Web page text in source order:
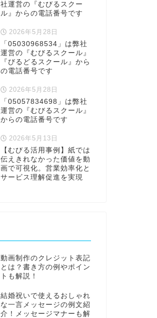
社運営の『むびるスクー
ル』からの電話番号です
2026年5月28日
「05030968534」は弊社
運営の『むびるスクール』
『びるどるスクール』から
の電話番号です
2026年5月28日
「05057834698」は弊社
運営の『むびるスクール』
からの電話番号です
2026年5月13日
【むびる活用事例】紙では
伝えきれなかった価値を動
画で可視化。営業効率化と
サービス理解促進を実現
動画制作のクレジット表記
とは？書き方の例やポイン
トも解説！
結婚祝いで使えるおしゃれ
な一言メッセージの例文紹
介！メッセージマナーも解